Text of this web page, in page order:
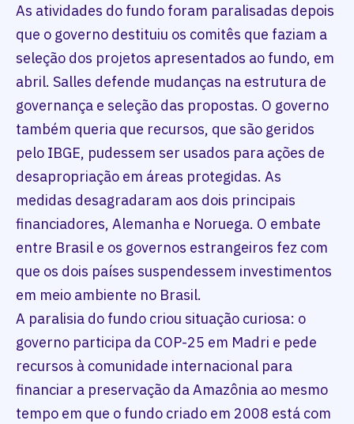
As atividades do fundo foram paralisadas depois
que o governo destituiu os comitês que faziam a
seleção dos projetos apresentados ao fundo, em
abril. Salles defende mudanças na estrutura de
governança e seleção das propostas. O governo
também queria que recursos, que são geridos
pelo IBGE, pudessem ser usados para ações de
desapropriação em áreas protegidas. As
medidas desagradaram aos dois principais
financiadores, Alemanha e Noruega. O embate
entre Brasil e os governos estrangeiros fez com
que os dois países suspendessem investimentos
em meio ambiente no Brasil.
A paralisia do fundo criou situação curiosa: o
governo participa da COP-25 em Madri e pede
recursos à comunidade internacional para
financiar a preservação da Amazônia ao mesmo
tempo em que o fundo criado em 2008 está com